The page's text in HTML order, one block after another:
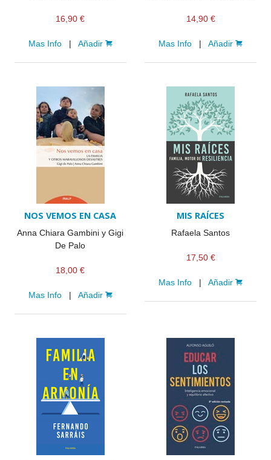
16,90 €
Mas Info| Añadir
14,90 €
Mas Info |Añadir
NOS VEMOS EN CASA
Anna Chiara Gambini y Gigi
De Palo
18,00 €
Mas Info| Añadir
MIS RAÍCES
Rafaela Santos
17,50 €
Mas Info |Añadir